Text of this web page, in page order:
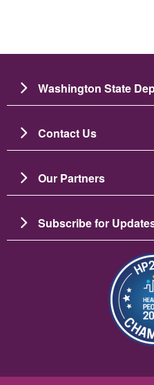
Washington State
Contact Us
Our Partners
Subscribe for
ചിത്രം